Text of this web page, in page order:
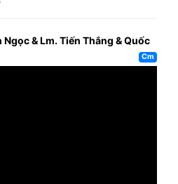
& Lm. Tiến Thắng & Quốc
Cm